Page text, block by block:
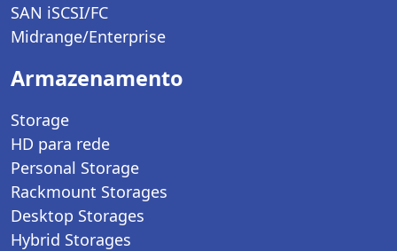
SAN iSCSI/FC
Midrange/Enterprise
Armazenamento
Storage
HD para rede
Personal Storage
Rackmount Storages
Desktop Storages
Hybrid Storages